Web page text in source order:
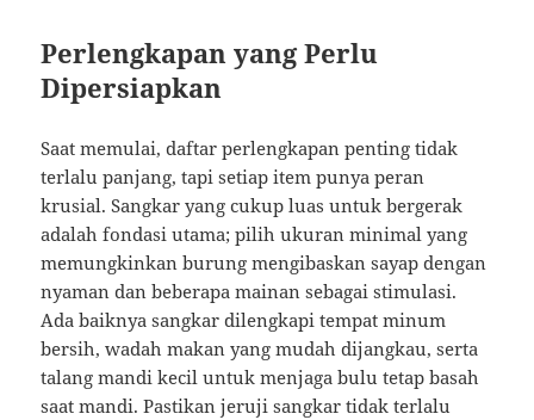
Perlengkapan yang Perlu
Dipersiapkan
Saat memulai, daftar perlengkapan penting tidak
terlalu panjang, tapi setiap item punya peran
krusial. Sangkar yang cukup luas untuk bergerak
adalah fondasi utama; pilih ukuran minimal yang
memungkinkan burung mengibaskan sayap dengan
nyaman dan beberapa mainan sebagai stimulasi.
Ada baiknya sangkar dilengkapi tempat minum
bersih, wadah makan yang mudah dijangkau, serta
talang mandi kecil untuk menjaga bulu tetap basah
saat mandi. Pastikan jeruji sangkar tidak terlalu